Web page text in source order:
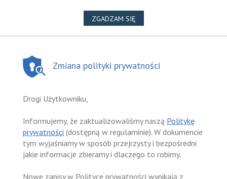
ZGADZAM SIĘNA WYKORZYSTANIE PLIKÓW
Zmiana polityki prywatności
Drogi Użytkowniku,
Informujemy, że zaktualizowaliśmy naszą Politykę
prywatności (dostępną w regulaminie). W dokumencie
tym wyjaśniamy w sposób przejrzysty i bezpośredni
jakie informacje zbieramy i dlaczego to robimy.
Nowe zapisy w Polityce prywatności wynikają z